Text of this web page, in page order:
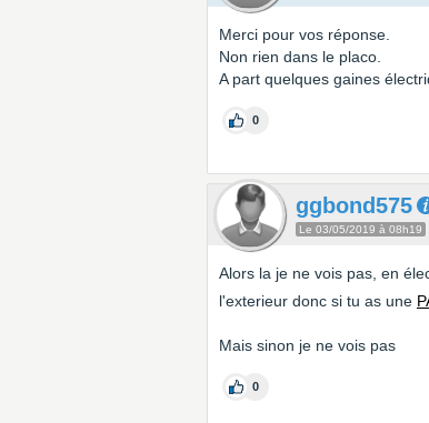
Merci pour vos réponse.
Non rien dans le placo.
A part quelques gaines
0
ggbond575
Le 03/05/2019 à 08h19
Alors la je ne vois pas, en
l'exterieur donc si tu as une
Mais sinon je ne vois pas
0